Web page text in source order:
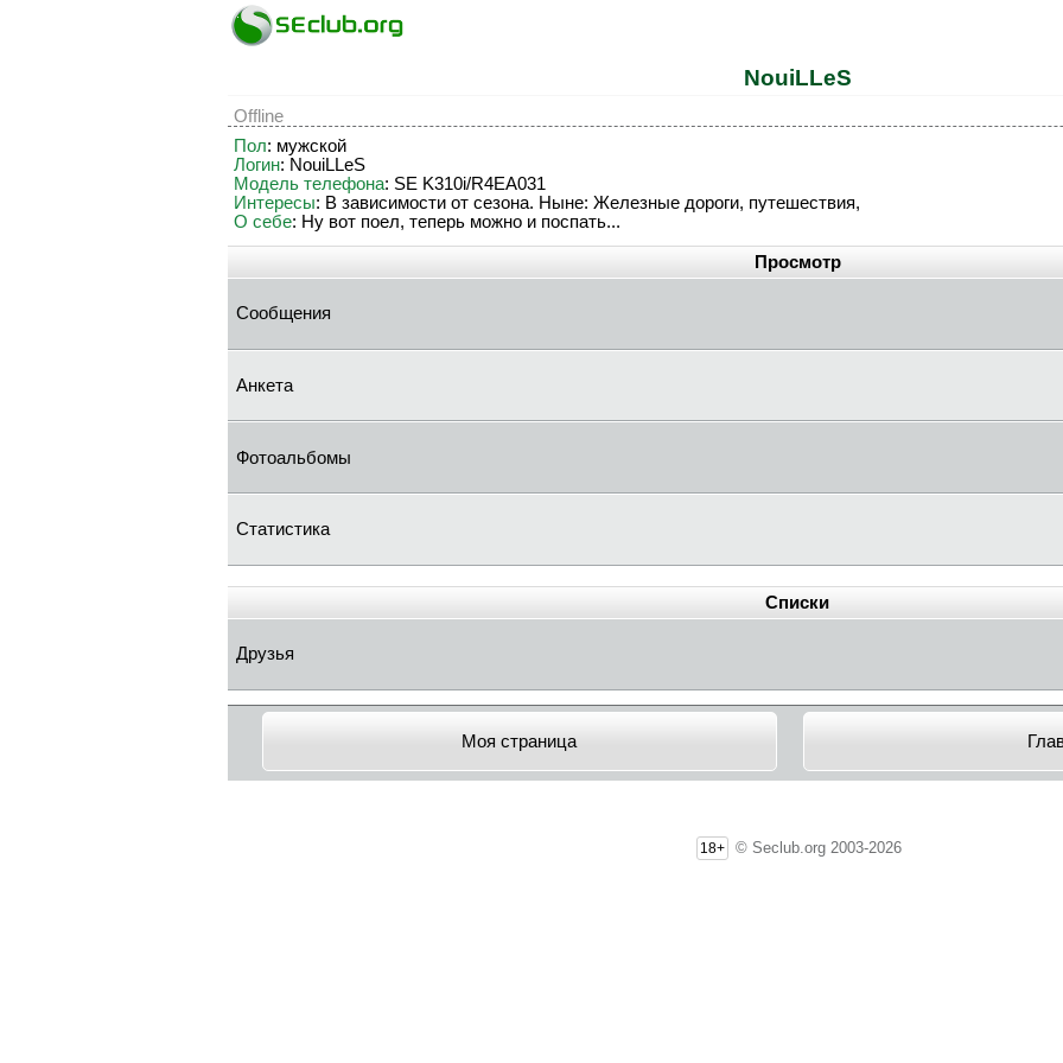
NouiLLeS
Offline
Пол: мужской
Логин: NouiLLeS
Модель телефона: SE K310i/R4EA031
Интересы: В зависимости от сезона. Ныне: Железные дороги, путешествия,
О себе: Ну вот поел, теперь можно и поспать...
Просмотр
Сообщения
Анкета
Фотоальбомы
Статистика
Списки
Друзья
Моя страница
18+ © Seclub.org 2003-2026